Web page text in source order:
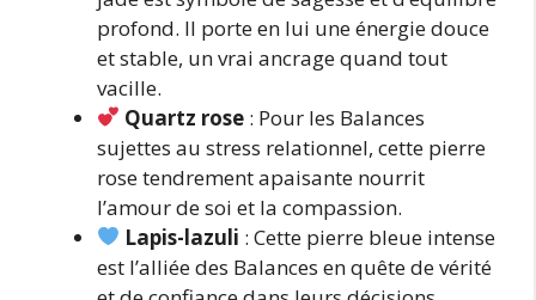
profond. Il porte en lui une énergie douce
et stable, un vrai ancrage quand tout
vacille.
Quartz rose : Pour les Balances
sujettes au stress relationnel, cette pierre
rose tendrement apaisante nourrit
l’amour de soi et la compassion.
Lapis-lazuli : Cette pierre bleue intense
est l’alliée des Balances en quête de vérité